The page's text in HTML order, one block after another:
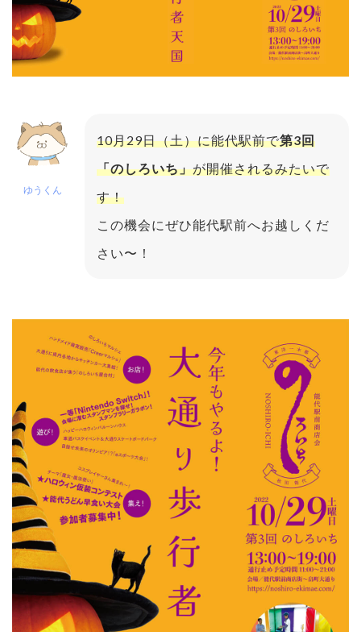
ゆうくん
10月29日（土）に能代駅前で第3回
「のしろいち」が開催されるみたいで
す！
この機会にぜひ能代駅前へお越しくだ
さい〜！